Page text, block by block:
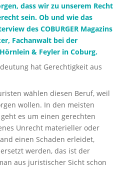
dass wir zu unserem Recht
sein. Ob und wie das
desCOBURGER Magazins
, Fachanwalt bei der
& Feyler in Coburg.
hat Gerechtigkeit aus
wählen diesen Beruf, weil
wollen. In den meisten
es um einen gerechten
Unrecht materieller oder
einen Schaden erleidet,
werden, das ist der
aus juristischer Sicht schon